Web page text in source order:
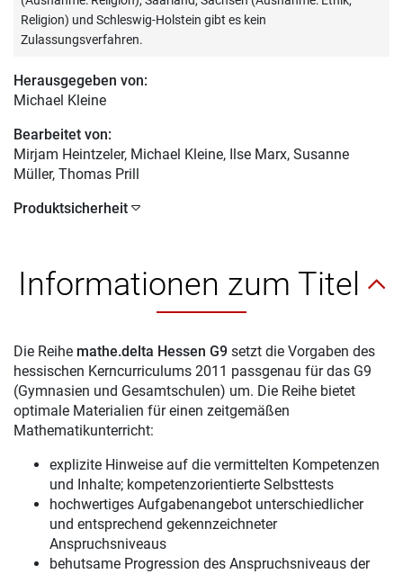
Religion) und Schleswig-Holstein gibt es kein
Zulassungsverfahren.
Herausgegeben von:
Michael Kleine
Bearbeitet von:
Mirjam Heintzeler, Michael Kleine, Ilse Marx, Susanne
Müller, Thomas Prill
Produktsicherheit
Informationen zum Titel
Die Reihe mathe.delta Hessen G9 setzt die Vorgaben des
hessischen Kerncurriculums 2011 passgenau für das G9
(Gymnasien und Gesamtschulen) um. Die Reihe bietet
optimale Materialien für einen zeitgemäßen
Mathematikunterricht:
explizite Hinweise auf die vermittelten Kompetenzen
und Inhalte; kompetenzorientierte Selbsttests
hochwertiges Aufgabenangebot unterschiedlicher
und entsprechend gekennzeichneter
Anspruchsniveaus
behutsame Progression des Anspruchsniveaus der